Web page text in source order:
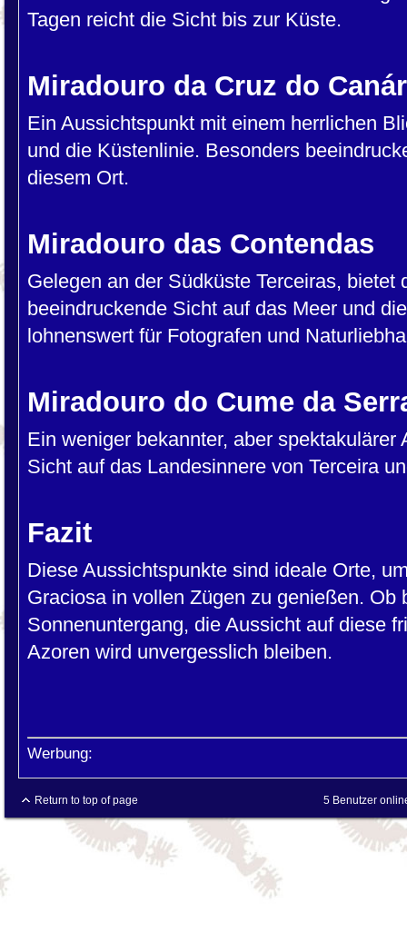
Tagen reicht die Sicht bis zur Küste.
Miradouro da Cruz do
Ein Aussichtspunkt mit einem herrlichen
und die Küstenlinie. Besonders
diesem Ort.
Miradouro das Contendas
Gelegen an der Südküste Terceiras, bietet
beeindruckende Sicht auf das Meer und
lohnenswert für Fotografen und
Miradouro do Cume da
Ein weniger bekannter, aber
Sicht auf das Landesinnere von Terceira
Fazit
Diese Aussichtspunkte sind ideale Orte,
Graciosa in vollen Zügen zu genießen. Ob
Sonnenuntergang, die Aussicht auf diese
Azoren wird unvergesslich bleiben.
Werbung:
Return to top of page 5 Benutzer